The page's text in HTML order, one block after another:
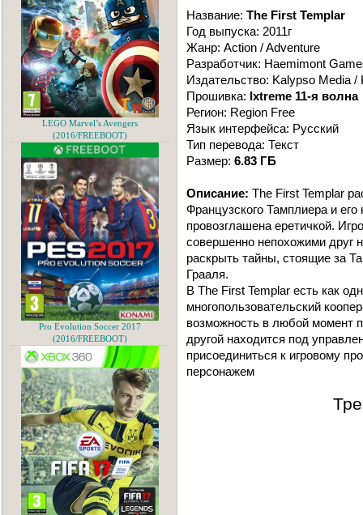
Название: The First Templar
Год выпуска: 2011г
Жанр: Action / Adventure
Разработчик: Haemimont
Издательство: Kalypso Media /
Прошивка: Ixtreme 11-я волна
Регион: Region Free
Язык интерфейса: Русский
Тип перевода: Текст
Размер: 6.83 ГБ
Описание: The First Templar
Французского Тамплиера и
провозглашена еретичкой.
совершенно непохожими друг
раскрыть тайны, стоящие за
Грааля.
В The First Templar есть как
многопользовательский
возможность в любой момент
другой находится под
присоединиться к игровому
персонажем
LEGO Marvel’s Avengers
(2016/FREEBOOT)
Pro Evolution Soccer 2017
(2016/FREEBOOT)